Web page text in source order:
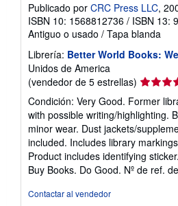
Publicado por CRC Press LLC,
ISBN 10: 1568812736 / ISBN 13:
Antiguo o usado / Tapa blanda
Librería: Better World Books:
Unidos de America
(vendedor de 5 estrellas)
5
de
5
estrellas
Condición: Very Good. Former
with possible writing/highlighting.
minor wear. Dust jackets/
included. Includes library
Product includes identifying
Buy Books. Do Good. Nº de ref.
Contactar al vendedor